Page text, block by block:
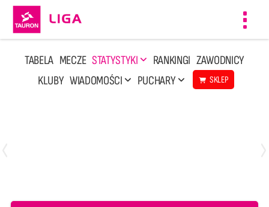
TABELA MECZE STATYSTYKI RANKINGI ZAWODNICY
KLUBY WIADOMOŚCI PUCHARY SKLEP